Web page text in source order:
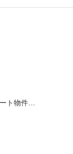
ト物件…